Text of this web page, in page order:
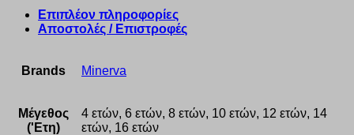
Επιπλέον πληροφορίες
Αποστολές / Επιστροφές
Brands Minerva
Μέγεθος
('Ετη)
4 ετών, 6 ετών, 8 ετών, 10 ετών, 12 ετών, 14
ετών, 16 ετών